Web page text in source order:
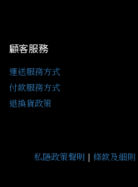
顧客服務
運送服務方式
付款服務方式
退換貨政策
私隱政策聲明 | 條款及細則